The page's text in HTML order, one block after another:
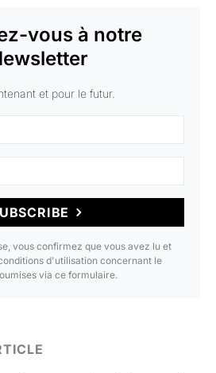
vous à notre
et pour le futur.
vous confirmez que vous avez lu et
d'utilisation concernant le
via ce formulaire.